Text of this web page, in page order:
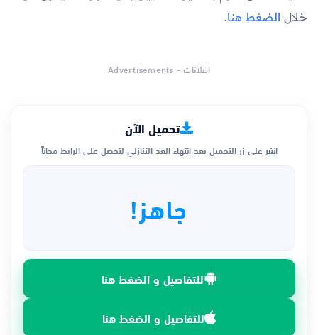
خلال الضغط هنا.
اعلانات - Advertisements
تحميل الآن
انقر على زر التحميل بعد انتهاء العد التنازلي لتحصل على الرابط مجاناً
جاهز!
للتفاصيل و الضغط هنا
للتفاصيل و الضغط هنا